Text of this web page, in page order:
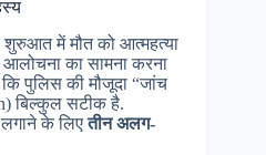
शुरुआत में मौत को आत्महत्या
का सामना करना
पुलिस की मौजूदा “जांच
बिल्कुल सटीक है.
के लिएतीन अलग-